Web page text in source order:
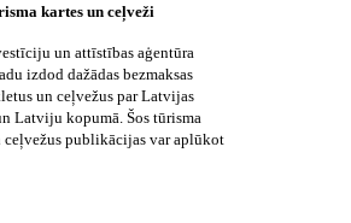
kartes un ceļveži
un attīstības aģentūra
izdod dažādas bezmaksas
un ceļvežus par Latvijas
Latviju kopumā. Šostūrisma
ceļvežuspublikācijas var aplūkot